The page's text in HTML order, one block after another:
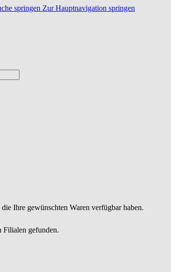
springen Zur Hauptnavigation springen
Ihre gewünschten Waren verfügbar haben.
Filialen gefunden.